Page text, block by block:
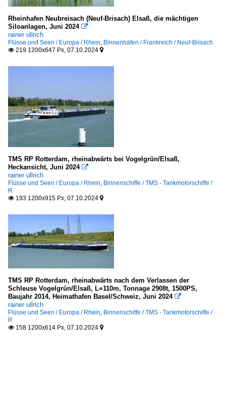
Rheinhafen Neubreisach (Neuf-Brisach) Elsaß, die mächtigen
Siloanlagen, Juni 2024 
rainer ullrich
Flüsse und Seen / Europa / Rhein, Binnenhäfen / Frankreich / Neuf-Brisach
 219 1200x647 Px, 07.10.2024 
TMS RP Rotterdam, rheinabwärts bei Vogelgrün/Elsaß,
Heckansicht, Juni 2024 
rainer ullrich
Flüsse und Seen / Europa / Rhein, Binnenschiffe / TMS - Tankmotorschiffe /
R
 193 1200x915 Px, 07.10.2024 
TMS RP Rotterdam, rheinabwärts nach dem Verlassen der
Schleuse Vogelgrün/Elsaß, L=110m, Tonnage 2908t, 1500PS,
Baujahr 2014, Heimathafen Basel/Schweiz, Juni 2024 
rainer ullrich
Flüsse und Seen / Europa / Rhein, Binnenschiffe / TMS - Tankmotorschiffe /
R
 158 1200x614 Px, 07.10.2024 